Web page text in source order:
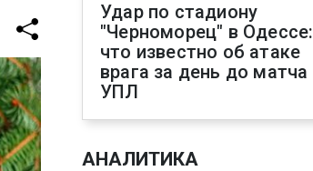
Удар по стадиону
"Черноморец" в Одессе:
что известно об атаке
врага за день до матча
УПЛ
АНАЛИТИКА